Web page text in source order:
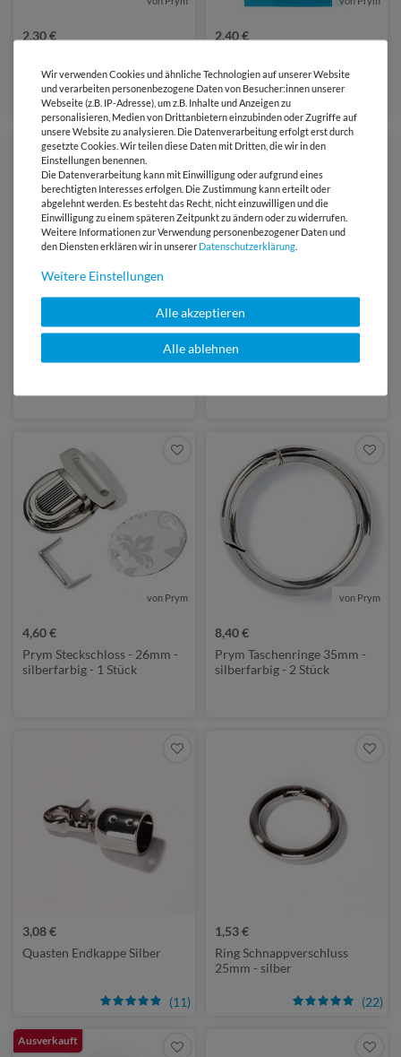
2,30 €
silber
2,40 €
- silber - 1 Stück
von Prym
2,70 €
Prym Leiterschnalle - 40mm -
von Prym
4,60 €
Prym Steckschloss - 26mm -
von Prym
4,60 €
Prym Steckschloss - 26mm -
silberfarbig - 1 Stück
von Prym
8,40 €
Prym Taschenringe 35mm -
silberfarbig - 2 Stück
3,08 €
(11)
Quasten Endkappe Silber
1,53 €
(22)
Ring Schnappverschluss
25mm - silber
Ausverkauft
Wir verwenden Cookies und ähnliche Technologien auf unserer Website
und verarbeiten personenbezogene Daten von Besucher:innen unserer
Webseite (z.B. IP-Adresse), um z.B. Inhalte und Anzeigen zu
personalisieren, Medien von Drittanbietern einzubinden oder Zugriffe auf
unsere Website zu analysieren. Die Datenverarbeitung erfolgt erst durch
gesetzte Cookies. Wir teilen diese Daten mit Dritten, die wir in den
Einstellungen benennen.
Die Datenverarbeitung kann mit Einwilligung oder aufgrund eines
berechtigten Interesses erfolgen. Die Zustimmung kann erteilt oder
abgelehnt werden. Es besteht das Recht, nicht einzuwilligen und die
Einwilligung zu einem späteren Zeitpunkt zu ändern oder zu widerrufen.
Weitere Informationen zur Verwendung personenbezogener Daten und
den Diensten erklären wir in unserer Daten­schutz­erklärung
Weitere Einstellungen
Alle akzeptieren
Alle ablehnen